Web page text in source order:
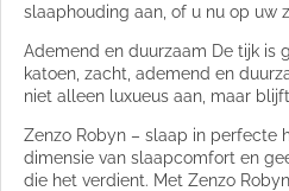
slaaphouding aan, of u nu op uw
Ademend en duurzaam De tijk is
katoen, zacht, ademend en
niet alleen luxueus aan, maar
Zenzo Robyn – slaap in perfecte
dimensie van slaapcomfort en
die het verdient. Met Zenzo